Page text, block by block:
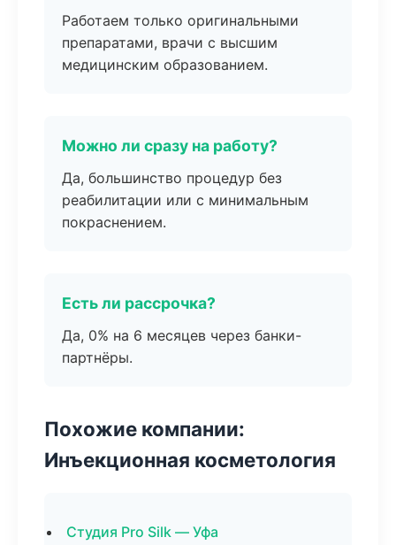
Работаем только оригинальными
препаратами, врачи с высшим
медицинским образованием.
Можно ли сразу на работу?
Да, большинство процедур без
реабилитации или с минимальным
покраснением.
Есть ли рассрочка?
Да, 0% на 6 месяцев через банки-
партнёры.
Похожие компании:
Инъекционная косметология
Студия Pro Silk — Уфа